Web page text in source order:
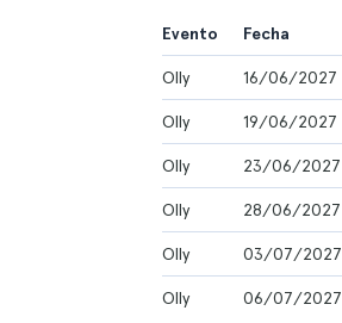
Evento Fecha
Olly 16/06/2027
Olly 19/06/2027
Olly 23/06/2027
Olly 28/06/2027
Olly 03/07/2027
Olly 06/07/2027